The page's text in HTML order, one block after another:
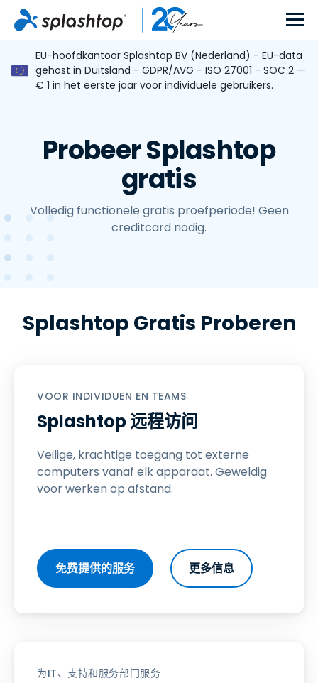
EU-hoofdkantoor Splashtop BV (Nederland) - EU-data
gehost in Duitsland - GDPR/AVG - ISO 27001 - SOC 2 —
€ 1 in het eerste jaar voor individuele gebruikers.
Probeer Splashtop
gratis
Volledig functionele gratis proefperiode! Geen
creditcard nodig.
Splashtop Gratis Proberen
VOOR INDIVIDUEN EN TEAMS
Splashtop 远程访问
Veilige, krachtige toegang tot externe
computers vanaf elk apparaat. Geweldig
voor werken op afstand.
免费提供的服务 更多信息
为IT、支持和服务部门服务